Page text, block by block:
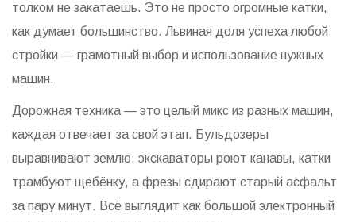
толком не закатаешь. Это не просто огромные катки,
как думает большинство. Львиная доля успеха любой
стройки — грамотный выбор и использование нужных
машин.
Дорожная техника — это целый микс из разных машин,
каждая отвечает за свой этап. Бульдозеры
выравнивают землю, экскаваторы роют канавы, катки
трамбуют щебёнку, а фрезы сдирают старый асфальт
за пару минут. Всё выглядит как большой электронный